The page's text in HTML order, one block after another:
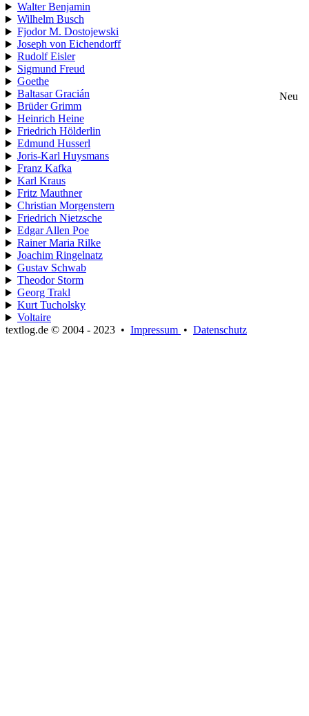
Walter Benjamin
Wilhelm Busch
Fjodor M. Dostojewski
Joseph von Eichendorff
Rudolf Eisler
Sigmund Freud
Goethe
Baltasar Gracián
Neu
Brüder Grimm
Heinrich Heine
Friedrich Hölderlin
Edmund Husserl
Joris-Karl Huysmans
Franz Kafka
Karl Kraus
Fritz Mauthner
Christian Morgenstern
Friedrich Nietzsche
Edgar Allen Poe
Rainer Maria Rilke
Joachim Ringelnatz
Gustav Schwab
Theodor Storm
Georg Trakl
Kurt Tucholsky
Voltaire
textlog.de © 2004 - 2023 • Impressum • Datenschutz